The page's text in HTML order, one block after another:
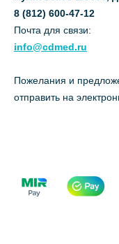
8 (812) 600-47-12
Почта для связи:
info@cdmed.ru
Пожелания и
отправить на